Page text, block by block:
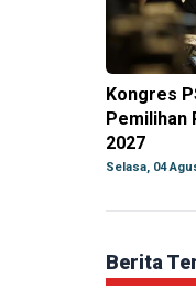
Kongres
Pemilihan
2027
Selasa, 04
Berita